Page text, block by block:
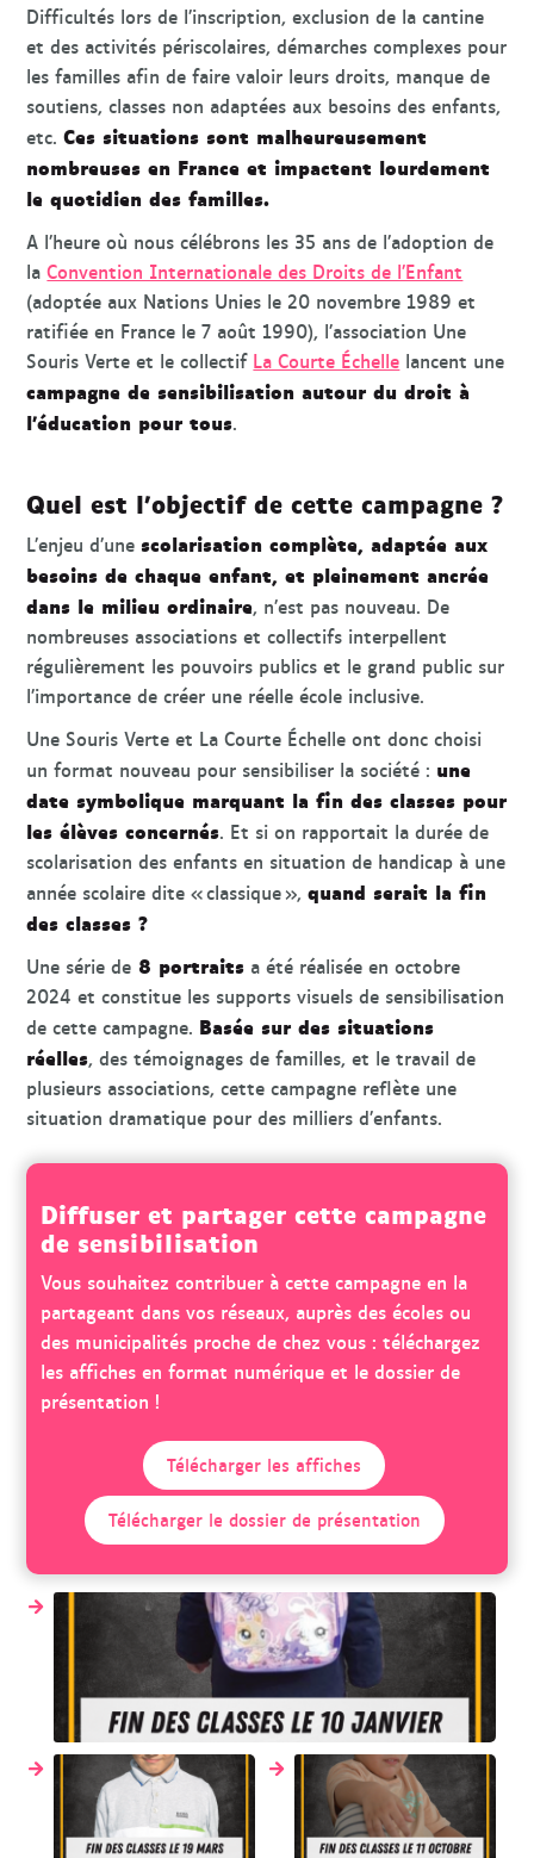
Difficultés lors de l’inscription, exclusion de la cantine
et des activités périscolaires, démarches complexes pour
les familles afin de faire valoir leurs droits, manque de
soutiens, classes non adaptées aux besoins des enfants,
etc.Ces situations sont malheureusement
nombreuses en France et impactent lourdement
le quotidien des familles.
A l’heure où nous célébrons les 35 ans de l’adoption de
laConvention Internationale des Droits de l’Enfant
(adoptée aux Nations Unies le 20 novembre 1989 et
ratifiée en France le 7 août 1990), l’association Une
Souris Verte et le collectif La Courte Échelle lancent une
campagne de sensibilisation autour du droit à
l’éducation pour tous.
Quel est l’objectif de cette campagne ?
L’enjeu d’une scolarisation complète, adaptée aux
besoins de chaque enfant, et pleinement ancrée
dans le milieu ordinaire, n’est pas nouveau. De
nombreuses associations et collectifs interpellent
régulièrement les pouvoirs publics et le grand public sur
l’importance de créer une réelle école inclusive.
Une Souris Verte et La Courte Échelle ont donc choisi
un format nouveau pour sensibiliser la société : une
date symbolique marquant la fin des classes pour
les élèves concernés. Et si on rapportait la durée de
scolarisation des enfants en situation de handicap à une
année scolaire dite « classique »,quand serait la fin
des classes ?
Une série de 8 portraits a été réalisée en octobre
2024 et constitue les supports visuels de sensibilisation
de cette campagne. Basée sur des situations
réelles, des témoignages de familles, et le travail de
plusieurs associations, cette campagne reflète une
situation dramatique pour des milliers d’enfants.
Diffuser et partager cette campagne
de sensibilisation
Vous souhaitez contribuer à cette campagne en la
partageant dans vos réseaux, auprès des écoles ou
des municipalités proche de chez vous : téléchargez
les affiches en format numérique et le dossier de
présentation !
Télécharger les affiches
Télécharger le dossier de présentation